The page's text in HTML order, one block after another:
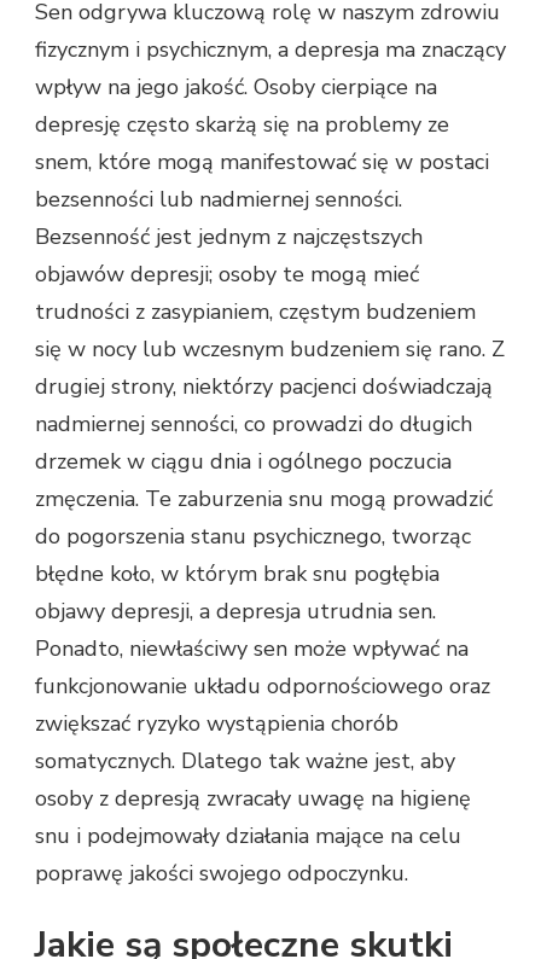
Sen odgrywa kluczową rolę w naszym zdrowiu
fizycznym i psychicznym, a depresja ma znaczący
wpływ na jego jakość. Osoby cierpiące na
depresję często skarżą się na problemy ze
snem, które mogą manifestować się w postaci
bezsenności lub nadmiernej senności.
Bezsenność jest jednym z najczęstszych
objawów depresji; osoby te mogą mieć
trudności z zasypianiem, częstym budzeniem
się w nocy lub wczesnym budzeniem się rano. Z
drugiej strony, niektórzy pacjenci doświadczają
nadmiernej senności, co prowadzi do długich
drzemek w ciągu dnia i ogólnego poczucia
zmęczenia. Te zaburzenia snu mogą prowadzić
do pogorszenia stanu psychicznego, tworząc
błędne koło, w którym brak snu pogłębia
objawy depresji, a depresja utrudnia sen.
Ponadto, niewłaściwy sen może wpływać na
funkcjonowanie układu odpornościowego oraz
zwiększać ryzyko wystąpienia chorób
somatycznych. Dlatego tak ważne jest, aby
osoby z depresją zwracały uwagę na higienę
snu i podejmowały działania mające na celu
poprawę jakości swojego odpoczynku.
Jakie są społeczne skutki